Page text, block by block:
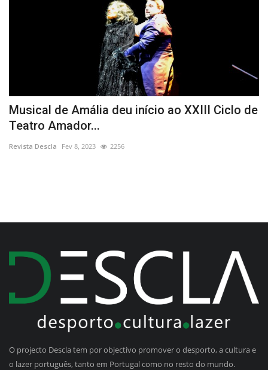
Musical de Amália deu início ao XXIII Ciclo de
Teatro Amador...
Revista Descla Fev 8, 2023 2256
O projecto Descla tem por objectivo promover o desporto, a cultura e
o lazer português, tanto em Portugal como no resto do mundo.